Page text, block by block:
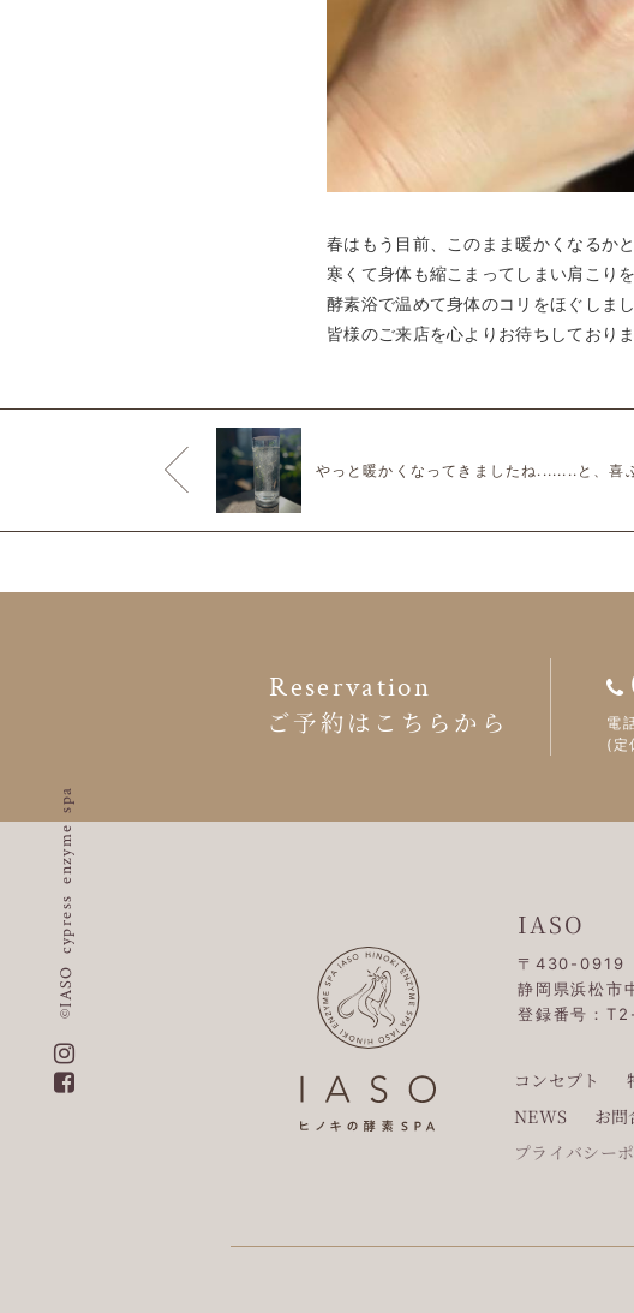
春はもう目前、このまま暖かくなるか
寒くて身体も縮こまってしまい肩こり
酵素浴で温めて身体のコリをほぐしま
皆様のご来店を心よりお待ちしており
©IASO cypress enzyme spa
Reservation
ご予約はこちらから
電
(定
IASO
〒430-0919
静岡県浜松市
登録番号：
コンセプト
NEWS
お問
プライバシー